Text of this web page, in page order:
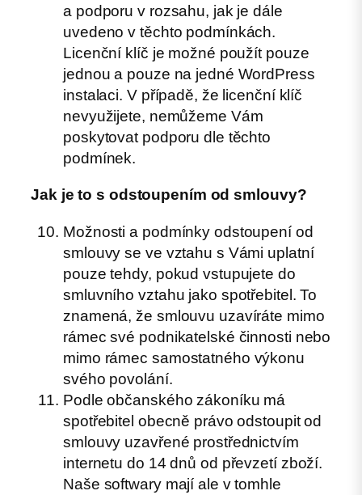
a podporu v rozsahu, jak je dále
uvedeno v těchto podmínkách.
Licenční klíč je možné použít pouze
jednou a pouze na jedné WordPress
instalaci. V případě, že licenční klíč
nevyužijete, nemůžeme Vám
poskytovat podporu dle těchto
podmínek.
Jak je to s odstoupením od smlouvy?
Možnosti a podmínky odstoupení od
smlouvy se ve vztahu s Vámi uplatní
pouze tehdy, pokud vstupujete do
smluvního vztahu jako spotřebitel. To
znamená, že smlouvu uzavíráte mimo
rámec své podnikatelské činnosti nebo
mimo rámec samostatného výkonu
svého povolání.
Podle občanského zákoníku má
spotřebitel obecně právo odstoupit od
smlouvy uzavřené prostřednictvím
internetu do 14 dnů od převzetí zboží.
Naše softwary mají ale v tomhle